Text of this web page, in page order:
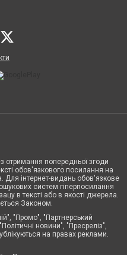
отримання попередньої згоди
обов'язкового посилання на
Для інтернет-видань обов'язкове
систем гіперпосилання
в тексті або в якості джерела.
Законом.
"Промо", "Партнерський
новини", "Пресреліз",
на правах реклами.